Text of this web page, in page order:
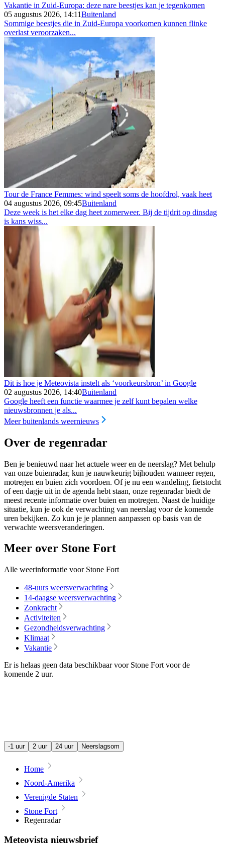
Vakantie in Zuid-Europa: deze nare beestjes kan je tegenkomen
05 augustus 2026, 14:11Buitenland
Sommige beestjes die in Zuid-Europa voorkomen kunnen flinke
overlast veroorzaken...
Tour de France Femmes: wind speelt soms de hoofdrol, vaak heet
04 augustus 2026, 09:45Buitenland
Deze week is het elke dag heet zomerweer. Bij de tijdrit op dinsdag
is kans wiss...
Dit is hoe je Meteovista instelt als ‘voorkeursbron’ in Google
02 augustus 2026, 14:40Buitenland
Google heeft een functie waarmee je zelf kunt bepalen welke
nieuwsbronnen je als...
Meer buitenlands weernieuws
Over de regenradar
Ben je benieuwd naar het actuele weer en de neerslag? Met behulp
van onze buienradar, kun je nauwkeurig bijhouden wanneer regen,
motregen en buien zich voordoen. Of je nu een wandeling, fietstocht
of een dagje uit in de agenda hebt staan, onze regenradar biedt de
meest recente informatie over buien en motregen. Naast de huidige
situatie, kun je ook de verwachting van neerslag voor de komende
uren bekijken. Zo kun je je plannen aanpassen op basis van de
verwachte weersveranderingen.
Meer over Stone Fort
Alle weerinformatie voor Stone Fort
48-uurs weersverwachting
14-daagse weersverwachting
Zonkracht
Activiteiten
Gezondheidsverwachting
Klimaat
Vakantie
Er is helaas geen data beschikbaar voor Stone Fort voor de
komende 2 uur.
-1 uur 2 uur 24 uur Neerslagsom
Home
Noord-Amerika
Verenigde Staten
Stone Fort
Regenradar
Meteovista nieuwsbrief